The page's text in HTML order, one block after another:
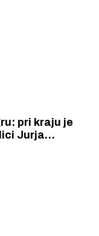
pri kraju je
Jurja